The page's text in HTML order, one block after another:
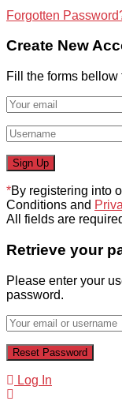
Forgotten
Create New
Fill the forms bellow
*By registering into
Conditions and
All fields are
Retrieve your
Please enter your
password.
Log In